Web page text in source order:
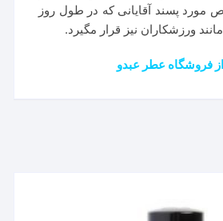
مورد پسند آقایانی که در طول روز
ورزشکاران نیز قرار مگیرد.
فروشگاه عطر عبدو